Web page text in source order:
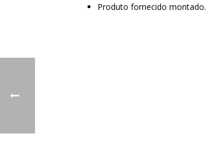
Produto fornecido montado.